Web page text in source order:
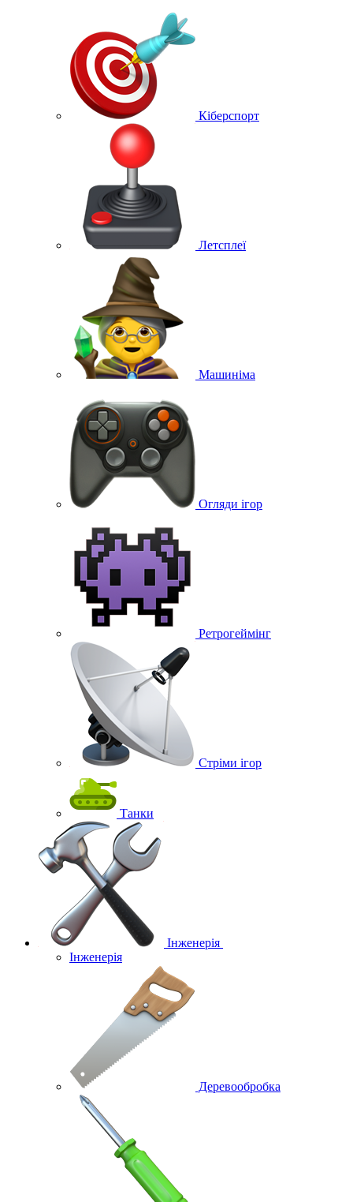
Кіберспорт
Летсплеї
Машиніма
Огляди ігор
Ретрогеймінг
Стріми ігор
Танки
Інженерія
Інженерія
Деревообробка